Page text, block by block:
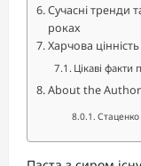
Сучасні тренди
роках
Харчова
Цікаві факти
About the Author